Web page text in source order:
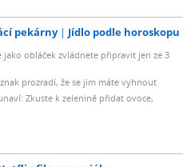
pekárny Jídlo podle horoskopu
obláček zvládnete připravit jen ze 3
prozradí, že se jim máte vyhnout
Zkuste k zelenině přidat ovoce,